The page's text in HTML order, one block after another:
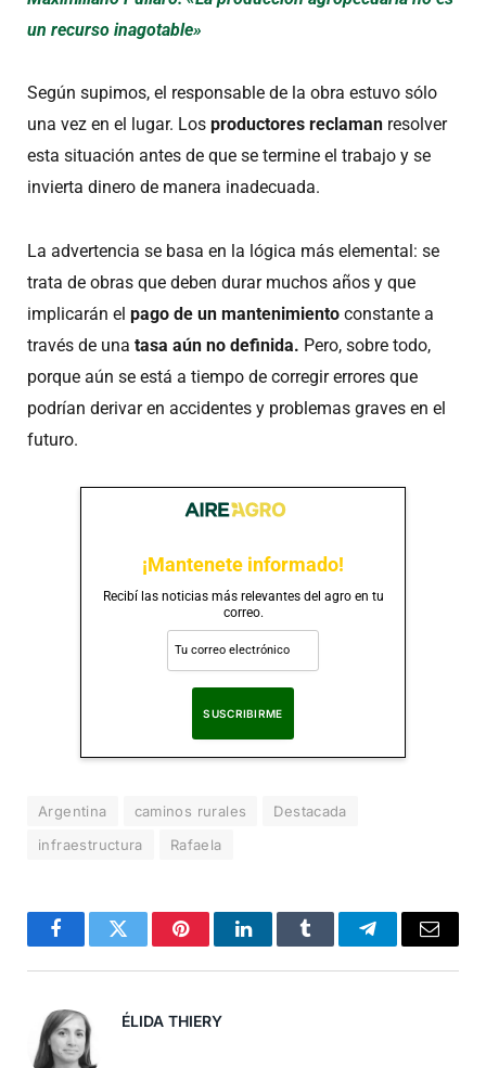
un recurso inagotable»
Según supimos, el responsable de la obra estuvo sólo
una vez en el lugar. Los productores reclaman resolver
esta situación antes de que se termine el trabajo y se
invierta dinero de manera inadecuada.
La advertencia se basa en la lógica más elemental: se
trata de obras que deben durar muchos años y que
implicarán el pago de un mantenimiento constante a
través de una tasa aún no definida. Pero, sobre todo,
porque aún se está a tiempo de corregir errores que
podrían derivar en accidentes y problemas graves en el
futuro.
¡Mantenete informado!
Recibí las noticias más relevantes del agro en tu
correo.
Argentina caminos rurales
Destacada
infraestructura
Rafaela
FacebookTwitter PinterestLinkedInTumblr TelegramCorreo
ÉLIDA THIERY